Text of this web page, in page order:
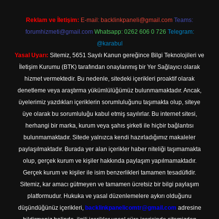
Reklam ve İletişim: E-mail: backlinkpaneli@gmail.com Teams:
forumhizmeti@gmail.com Whatsapp: 0262 606 0 726 Telegram:
@karabul
Yasal Uyarı: Sitemiz, 5651 Sayılı Kanun gereğince Bilgi Teknolojileri ve
İletişim Kurumu (BTK) tarafından onaylanmış bir Yer Sağlayıcı olarak
hizmet vermektedir. Bu nedenle, sitedeki içerikleri proaktif olarak
denetleme veya araştırma yükümlülüğümüz bulunmamaktadır. Ancak,
üyelerimiz yazdıkları içeriklerin sorumluluğunu taşımakta olup, siteye
üye olarak bu sorumluluğu kabul etmiş sayılırlar. Bu internet sitesi,
herhangi bir marka, kurum veya şahıs şirketi ile hiçbir bağlantısı
bulunmamaktadır. Sitede yalnızca kendi hazırladığımız makaleler
paylaşılmaktadır. Burada yer alan içerikler haber niteliği taşımamakta
olup, gerçek kurum ve kişiler hakkında paylaşım yapılmamaktadır.
Gerçek kurum ve kişiler ile isim benzerlikleri tamamen tesadüfidir.
Sitemiz, kar amacı gütmeyen ve tamamen ücretsiz bir bilgi paylaşım
platformudur. Hukuka ve yasal düzenlemelere aykırı olduğunu
düşündüğünüz içerikleri, backlinkpanelicomtr@gmail.com adresine